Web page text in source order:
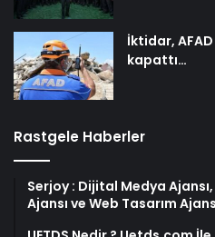
İktidar,
kapattı…
Rastgele Haberler
Serjoy : Dijital Medya
Ajansı ve Web Tasarım